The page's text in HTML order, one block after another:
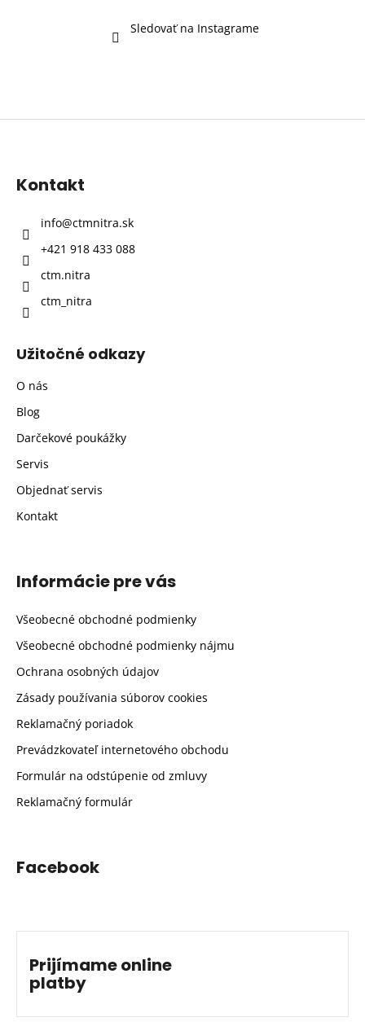
Sledovať na Instagrame
Kontakt
info@ctmnitra.sk
+421 918 433 088
ctm.nitra
ctm_nitra
Užitočné odkazy
O nás
Blog
Darčekové poukážky
Servis
Objednať servis
Kontakt
Informácie pre vás
Všeobecné obchodné podmienky
Všeobecné obchodné podmienky nájmu
Ochrana osobných údajov
Zásady používania súborov cookies
Reklamačný poriadok
Prevádzkovateľ internetového obchodu
Formulár na odstúpenie od zmluvy
Reklamačný formulár
Facebook
Prijímame online
platby